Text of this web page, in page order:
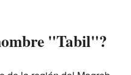
"Tabil"?